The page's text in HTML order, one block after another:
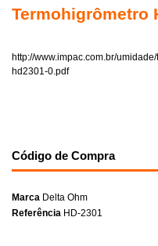
Termohigrômetro
http://www.impac.com.br/
hd2301-0.pdf
Código de Compra
Marca Delta Ohm
Referência HD-2301